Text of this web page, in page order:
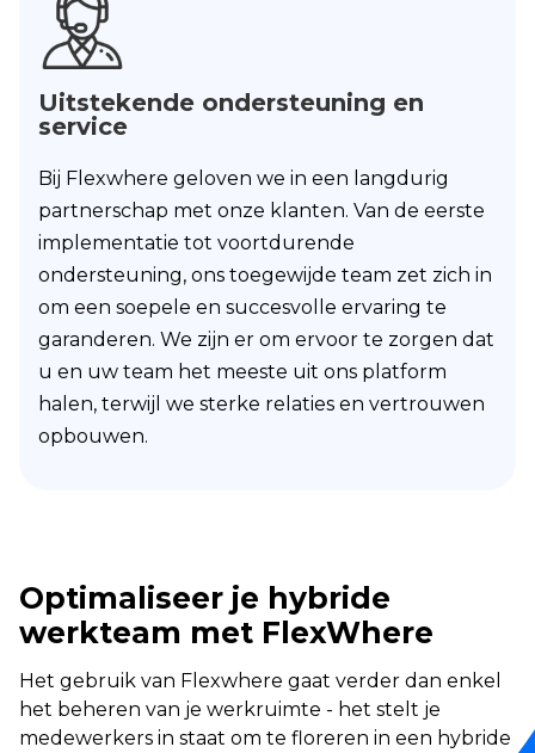
Uitstekende ondersteuning en
service
Bij Flexwhere geloven we in een langdurig
partnerschap met onze klanten. Van de eerste
implementatie tot voortdurende
ondersteuning, ons toegewijde team zet zich in
om een soepele en succesvolle ervaring te
garanderen. We zijn er om ervoor te zorgen dat
u en uw team het meeste uit ons platform
halen, terwijl we sterke relaties en vertrouwen
opbouwen.
Optimaliseer je hybride
werkteam met FlexWhere
Het gebruik van Flexwhere gaat verder dan enkel
het beheren van je werkruimte - het stelt je
medewerkers in staat om te floreren in een hybride